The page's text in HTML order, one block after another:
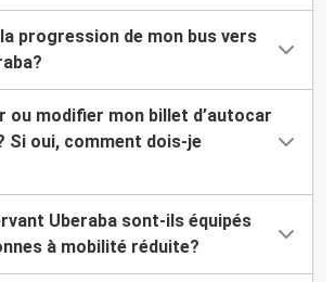
progression de mon bus vers
ou modifier mon billet d’autocar
Si oui, comment dois-je
Uberaba sont-ils équipés
à mobilité réduite?